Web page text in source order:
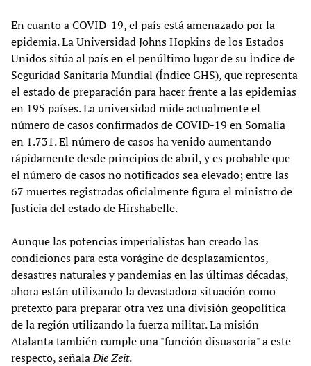
En cuanto a COVID-19, el país está amenazado por la
epidemia. La Universidad Johns Hopkins de los Estados
Unidos sitúa al país en el penúltimo lugar de su Índice de
Seguridad Sanitaria Mundial (Índice GHS), que representa
el estado de preparación para hacer frente a las epidemias
en 195 países. La universidad mide actualmente el
número de casos confirmados de COVID-19 en Somalia
en 1.731. El número de casos ha venido aumentando
rápidamente desde principios de abril, y es probable que
el número de casos no notificados sea elevado; entre las
67 muertes registradas oficialmente figura el ministro de
Justicia del estado de Hirshabelle.
Aunque las potencias imperialistas han creado las
condiciones para esta vorágine de desplazamientos,
desastres naturales y pandemias en las últimas décadas,
ahora están utilizando la devastadora situación como
pretexto para preparar otra vez una división geopolítica
de la región utilizando la fuerza militar. La misión
Atalanta también cumple una "función disuasoria" a este
respecto, señalaDie Zeit.